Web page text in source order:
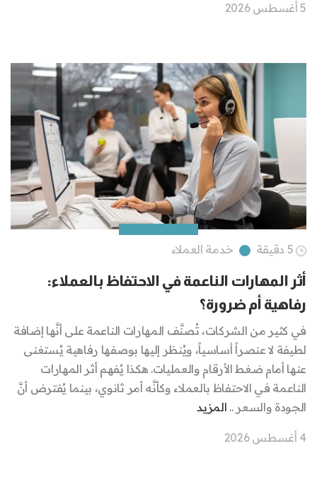
5 أغسطس 2026
5 دقيقة خدمة العملاء
أثر المهارات الناعمة في الاحتفاظ بالعملاء:
رفاهية أم ضرورة؟
في كثير من الشركات، تُصنَّف المهارات الناعمة على أنَّها إضافة
لطيفة لا عنصراً أساسياً، ويُنظر إليها بوصفها رفاهية يُستغنى
عنها أمام ضغط الأرقام والعمليات. هكذا يُفهم أثر المهارات
الناعمة في الاحتفاظ بالعملاء وكأنَّه أمر ثانوي، بينما يُفترض أنَّ
الجودة والسعر .. المزيد
4 أغسطس 2026